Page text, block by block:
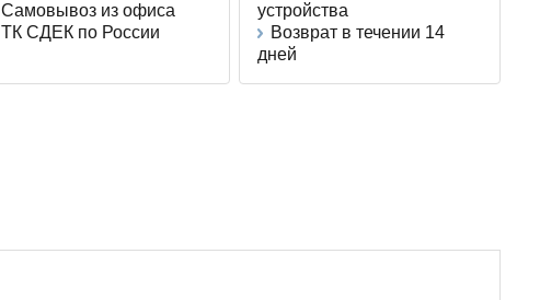
Самовывоз из офиса
ТК СДЕК по России
устройства
Возврат в течении 14
дней